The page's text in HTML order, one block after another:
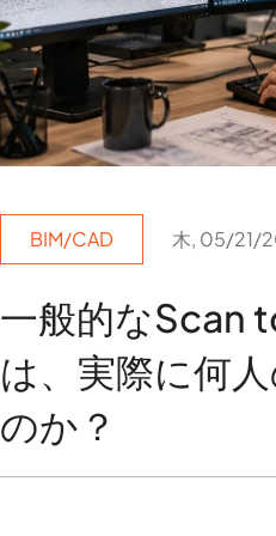
BIM/CAD 木, 05/21/
一般的なScan
は、実際に何
のか？